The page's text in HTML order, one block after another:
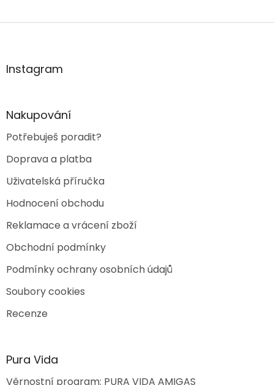
Z
aInstagram
Nakupování
Potřebuješ poradit?
Doprava a platba
Uživatelská příručka
Hodnocení obchodu
Reklamace a vrácení zboží
Obchodní podmínky
Podmínky ochrany osobních údajů
Soubory cookies
Recenze
Pura Vida
Věrnostní program: PURA VIDA AMIGAS